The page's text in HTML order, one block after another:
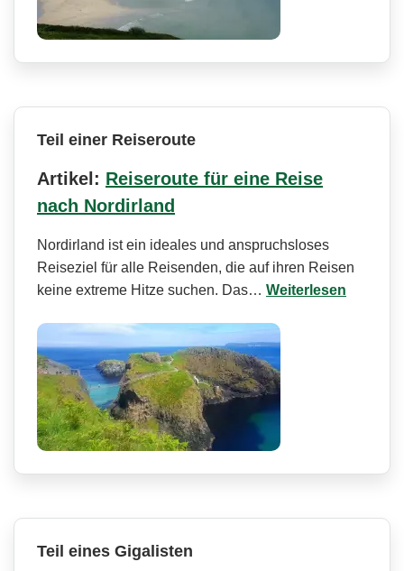
Teil einer Reiseroute
Artikel: Reiseroute für eine Reise
nach Nordirland
Nordirland ist ein ideales und anspruchsloses
Reiseziel für alle Reisenden, die auf ihren Reisen
keine extreme Hitze suchen. Das… Weiterlesen
Teil eines Gigalisten